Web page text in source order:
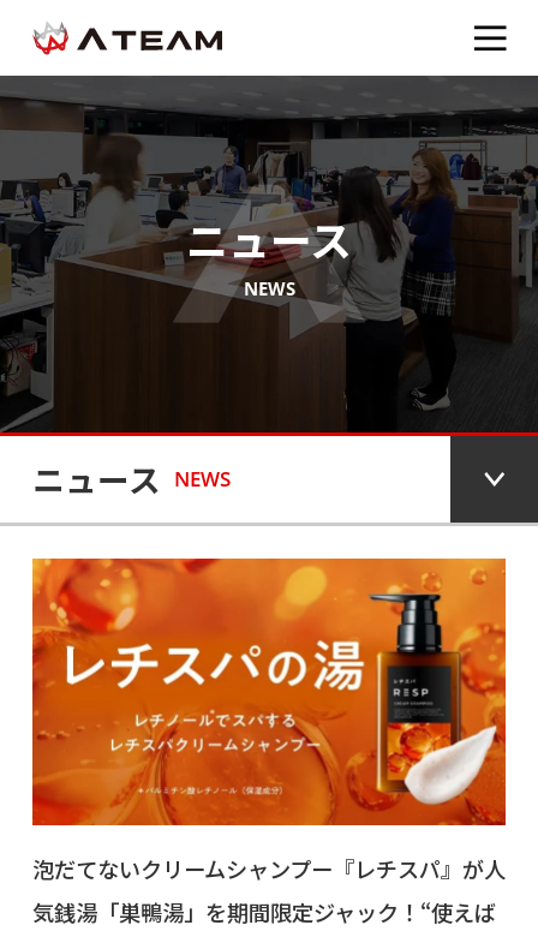
ニュース
NEWS
ニュース NEWS
泡だてないクリームシャンプー『レチスパ』が人
気銭湯「巣鴨湯」を期間限定ジャック！“使えば